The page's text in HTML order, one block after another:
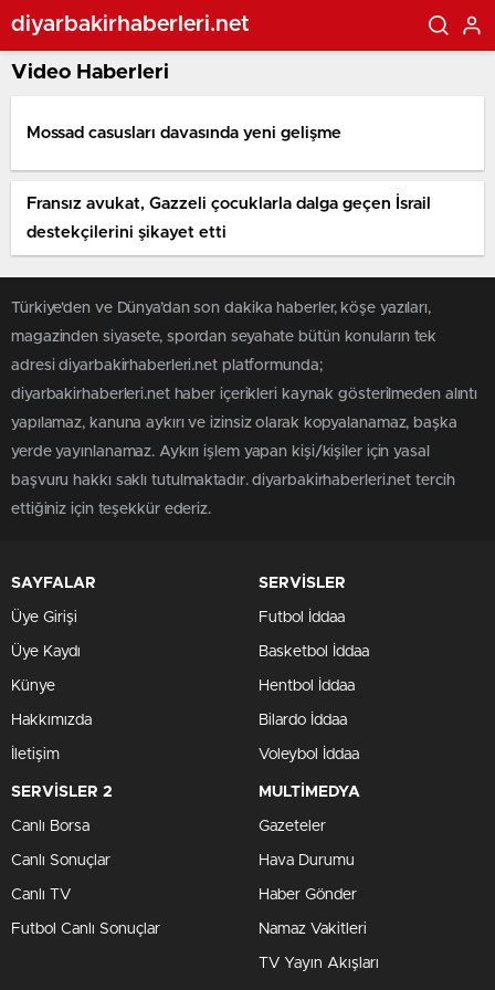
diyarbakirhaberleri.net
Video Haberleri
Mossad casusları davasında yeni gelişme
Fransız avukat, Gazzeli çocuklarla dalga geçen İsrail
destekçilerini şikayet etti
Türkiye'den ve Dünya’dan son dakika haberler, köşe yazıları,
magazinden siyasete, spordan seyahate bütün konuların tek
adresi diyarbakirhaberleri.net platformunda;
diyarbakirhaberleri.net haber içerikleri kaynak gösterilmeden alıntı
yapılamaz, kanuna aykırı ve izinsiz olarak kopyalanamaz, başka
yerde yayınlanamaz. Aykırı işlem yapan kişi/kişiler için yasal
başvuru hakkı saklı tutulmaktadır. diyarbakirhaberleri.net tercih
ettiğiniz için teşekkür ederiz.
SAYFALAR
Üye Girişi
Üye Kaydı
Künye
Hakkımızda
İletişim
SERVİSLER
Futbol İddaa
Basketbol İddaa
Hentbol İddaa
Bilardo İddaa
Voleybol İddaa
SERVİSLER 2
Canlı Borsa
Canlı Sonuçlar
Canlı TV
Futbol Canlı Sonuçlar
MULTİMEDYA
Gazeteler
Hava Durumu
Haber Gönder
Namaz Vakitleri
TV Yayın Akışları